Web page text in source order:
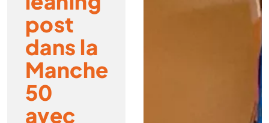
post
dans la
Manche
50
avec